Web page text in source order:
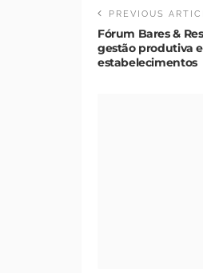
PREVIOUS
Fórum Bares &
gestão produtiva
estabelecimentos